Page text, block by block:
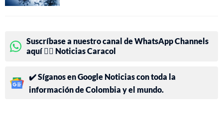
Suscríbase a nuestro canal de WhatsApp Channels
aquí 👉🏻 Noticias Caracol
✔️ Síganos en Google Noticias con toda la
información de Colombia y el mundo.